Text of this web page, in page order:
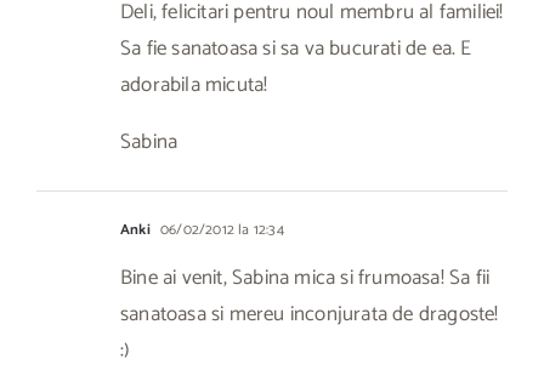
Deli, felicitari pentru noul membru al familiei!
Sa fie sanatoasa si sa va bucurati de ea. E
adorabila micuta!
Sabina
Anki 06/02/2012 la 12:34
Bine ai venit, Sabina mica si frumoasa! Sa fii
sanatoasa si mereu inconjurata de dragoste!
:)